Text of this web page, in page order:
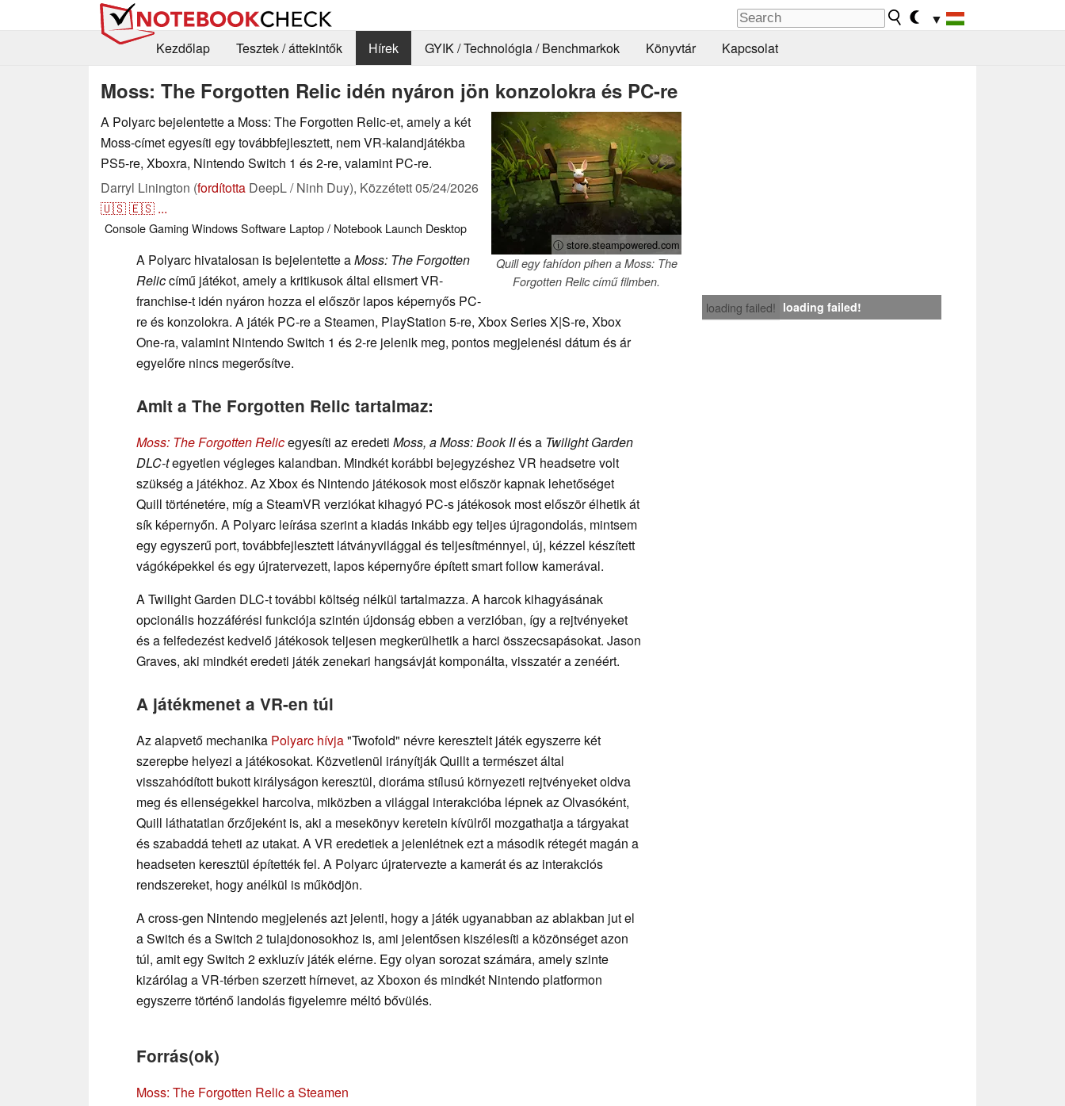
▼
Kezdőlap
Tesztek / áttekintők Hírek GYIK / Technológia / Benchmarkok Könyvtár Kapcsolat
Moss: The Forgotten Relic idén nyáron jön konzolokra és PC-re
ⓘ store.steampowered.com
Quill egy fahídon pihen a Moss: The
Forgotten Relic című filmben.
A Polyarc bejelentette a Moss: The Forgotten Relic-et, amely a két
Moss-címet egyesíti egy továbbfejlesztett, nem VR-kalandjátékba
PS5-re, Xboxra, Nintendo Switch 1 és 2-re, valamint PC-re.
Darryl Linington (fordította DeepL / Ninh Duy), Közzétett05/24/2026
🇺🇸🇪🇸 ...
ConsoleGaming WindowsSoftware Laptop / Notebook Launch Desktop
loading failed! loading failed!
A Polyarc hivatalosan is bejelentette aMoss: The Forgotten
Reliccímű játékot, amely a kritikusok által elismert VR-
franchise-t idén nyáron hozza el először lapos képernyős PC-
re és konzolokra. A játék PC-re a Steamen, PlayStation 5-re, Xbox Series X|S-re, Xbox
One-ra, valamint Nintendo Switch 1 és 2-re jelenik meg, pontos megjelenési dátum és ár
egyelőre nincs megerősítve.
Amit a The Forgotten Relic tartalmaz:
Moss: The Forgotten Relicegyesíti az eredeti Moss, a Moss: Book IIés a Twilight Garden
DLC-tegyetlen végleges kalandban. Mindkét korábbi bejegyzéshez VR headsetre volt
szükség a játékhoz. Az Xbox és Nintendo játékosok most először kapnak lehetőséget
Quill történetére, míg a SteamVR verziókat kihagyó PC-s játékosok most először élhetik át
sík képernyőn. A Polyarc leírása szerint a kiadás inkább egy teljes újragondolás, mintsem
egy egyszerű port, továbbfejlesztett látványvilággal és teljesítménnyel, új, kézzel készített
vágóképekkel és egy újratervezett, lapos képernyőre épített smart follow kamerával.
A Twilight Garden DLC-t további költség nélkül tartalmazza. A harcok kihagyásának
opcionális hozzáférési funkciója szintén újdonság ebben a verzióban, így a rejtvényeket
és a felfedezést kedvelő játékosok teljesen megkerülhetik a harci összecsapásokat. Jason
Graves, aki mindkét eredeti játék zenekari hangsávját komponálta, visszatér a zenéért.
A játékmenet a VR-en túl
Az alapvető mechanika Polyarc hívja"Twofold" névre keresztelt játék egyszerre két
szerepbe helyezi a játékosokat. Közvetlenül irányítják Quillt a természet által
visszahódított bukott királyságon keresztül, dioráma stílusú környezeti rejtvényeket oldva
meg és ellenségekkel harcolva, miközben a világgal interakcióba lépnek az Olvasóként,
Quill láthatatlan őrzőjeként is, aki a mesekönyv keretein kívülről mozgathatja a tárgyakat
és szabaddá teheti az utakat. A VR eredetiek a jelenlétnek ezt a második rétegét magán a
headseten keresztül építették fel. A Polyarc újratervezte a kamerát és az interakciós
rendszereket, hogy anélkül is működjön.
A cross-gen Nintendo megjelenés azt jelenti, hogy a játék ugyanabban az ablakban jut el
a Switch és a Switch 2 tulajdonosokhoz is, ami jelentősen kiszélesíti a közönséget azon
túl, amit egy Switch 2 exkluzív játék elérne. Egy olyan sorozat számára, amely szinte
kizárólag a VR-térben szerzett hírnevet, az Xboxon és mindkét Nintendo platformon
egyszerre történő landolás figyelemre méltó bővülés.
Forrás(ok)
Moss: The Forgotten Relic a Steamen